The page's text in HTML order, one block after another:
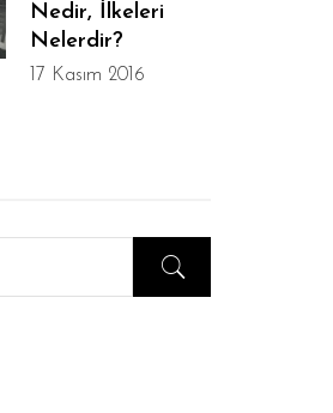
Nedir, İlkeleri
Nelerdir?
17 Kasım 2016